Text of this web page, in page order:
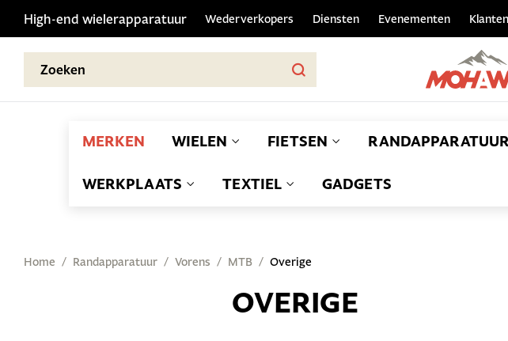
High-end wielerapparatuur Wederverkopers Diensten Evenementen
MERKEN WIELEN FIETSEN
WERKPLAATS TEXTIEL GADGETS
Home Randapparatuur Vorens MTB Overige
OVERIGE